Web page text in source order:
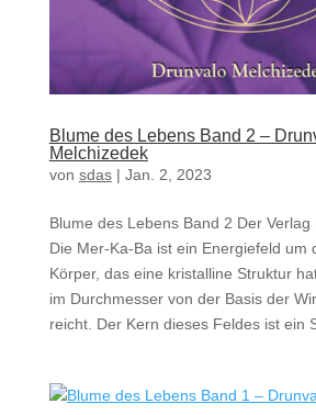
Blume des Lebens Band 2 –
Melchizedek
von sdas| Jan. 2, 2023
Blume des Lebens Band 2 Der Verlag
Die Mer-Ka-Ba ist ein Energiefeld um
Körper, das eine kristalline Struktur
im Durchmesser von der Basis der
reicht. Der Kern dieses Feldes ist ein